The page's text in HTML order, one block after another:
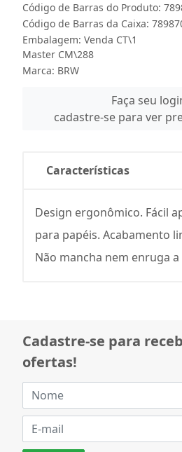
Código de Barras do Produto:
Código de Barras da Caixa:
Embalagem: Venda CT\1
Master CM\288
Marca: BRW
Faça seu
cadastre-se para ver
Características
Design ergonômico. Fácil
para papéis. Acabamento
Não mancha nem enruga
Cadastre-se para
ofertas!